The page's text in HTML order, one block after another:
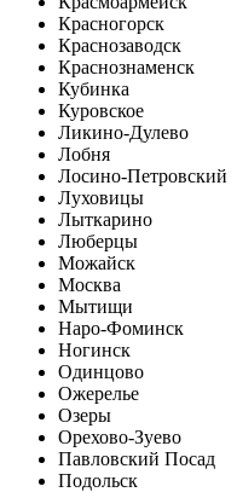
Красногорск
Краснозаводск
Краснознаменск
Кубинка
Куровское
Ликино-Дулево
Лобня
Лосино-Петровский
Луховицы
Лыткарино
Люберцы
Можайск
Москва
Мытищи
Наро-Фоминск
Ногинск
Одинцово
Ожерелье
Озеры
Орехово-Зуево
Павловский Посад
Подольск